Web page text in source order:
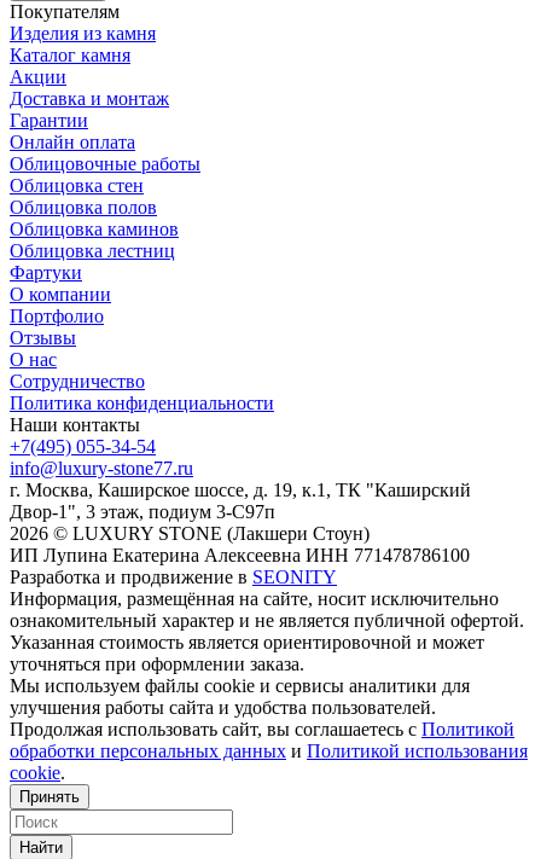
Покупателям
Изделия из камня
Каталог камня
Акции
Доставка и монтаж
Гарантии
Онлайн оплата
Облицовочные работы
Облицовка стен
Облицовка полов
Облицовка каминов
Облицовка лестниц
Фартуки
О компании
Портфолио
Отзывы
О нас
Сотрудничество
Политика конфиденциальности
Наши контакты
+7(495) 055-34-54
info@luxury-stone77.ru
г. Москва, Каширское шоссе, д. 19, к.1, ТК "Каширский
Двор-1", 3 этаж, подиум 3-С97п
2026 © LUXURY STONE (Лакшери Стоун)
ИП Лупина Екатерина Алексеевна ИНН 771478786100
Разработка и продвижение в SEONITY
Информация, размещённая на сайте, носит исключительно
ознакомительный характер и не является публичной офертой.
Указанная стоимость является ориентировочной и может
уточняться при оформлении заказа.
Мы используем файлы cookie и сервисы аналитики для
улучшения работы сайта и удобства пользователей.
Продолжая использовать сайт, вы соглашаетесь с Политикой
обработки персональных данных и Политикой использования
cookie.
Принять
Найти